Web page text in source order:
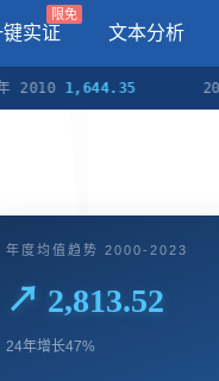
实证
限免
文本分析
1,644.35 2011年
年度均值趋势 2000-2023
↗ 2,813.52
24年增长47%